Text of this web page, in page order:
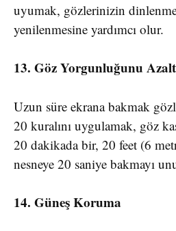
uyumak, gözlerinizin
yenilenmesine yardımcı olur.
13. Göz Yorgunluğunu
Uzun süre ekrana bakmak
20 kuralını uygulamak, göz
20 dakikada bir, 20 feet (6
nesneye 20 saniye bakmayı
14. Güneş Koruma